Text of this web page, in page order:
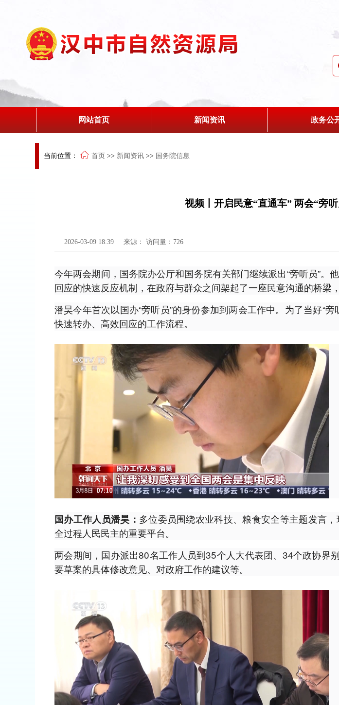
网站首页 新闻资讯 政务公
当前位置： 首页 >> 新闻资讯 >> 国务院信息
视频丨开启民意“直通车” 两会“旁
2026-03-09 18:39 来源： 访问量： 726
今年两会期间，国务院办公厅和国务院有关部门继续派出“旁听员”
回应的快速反应机制，在政府与群众之间架起了一座民意沟通的桥梁
潘昊今年首次以国办“旁听员”的身份参加到两会工作中。为了当好“
快速转办、高效回应的工作流程。
国办工作人员潘昊 ： 多位委员围绕农业科技、粮食安全等主题发言
全过程人民民主的重要平台。
两会期间，国办派出80名工作人员到35个人大代表团、34个政协界
要草案的具体修改意见、对政府工作的建议等。